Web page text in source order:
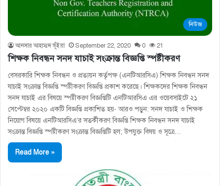
নিউজ
আনসার আহাম্মদ ভূঁইয়া September 22, 2020 0 21
শিক্ষক নিবন্ধন সনদ যাচাই সংক্রান্ত বিজ্ঞপ্তি স্পষ্টীকরণ
বেসরকারি শিক্ষক নিবন্ধন ও প্রত্যয়ন কর্তৃপক্ষ (এনটিআরসিএ) শিক্ষক নিবন্ধন সনদ
যাচাই সংক্রান্ত বিজ্ঞপ্তি স্পষ্টীকরণ বিজ্ঞপ্তি প্রকাশ করেছে। শিক্ষকদের শিক্ষক নিবন্ধন
সনদ যাচাই এর বিষয়ে স্পষ্টীকরণ বিজ্ঞপ্তিটি এনটিআরসিএ এর ওয়েবসাইটে ২১
সেপ্টেম্বর ২০২০ একটি বিজ্ঞপ্তি প্রকাশিত হয়- আরও পড়ুন: সনদ যাচাই ও শিক্ষক
নিয়োগ বিষয়ে এনটিআরসিএ’র সতর্কীকরণ বিজ্ঞপ্তি শিক্ষক নিবন্ধন সনদ যাচাই
সংক্রান্ত বিজ্ঞপ্তি স্পষ্টীকরণ সংক্রান্ত বিজ্ঞপ্তিটি হল; উপযুক্ত বিষয় ও সূত্রে…
Read More »